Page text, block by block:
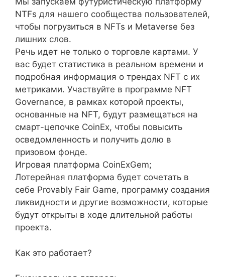
NTFs для нашего сообщества пользователей,
чтобы погрузиться в NFTs и Metaverse без
лишних слов.
Речь идет не только о торговле картами. У
вас будет статистика в реальном времени и
подробная информация о трендах NFT с их
метриками. Участвуйте в программе NFT
Governance, в рамках которой проекты,
основанные на NFT, будут размещаться на
смарт-цепочке CoinEx, чтобы повысить
осведомленность и получить долю в
призовом фонде.
Игровая платформа CoinExGem;
Лотерейная платформа будет сочетать в
себе Provably Fair Game, программу создания
ликвидности и другие возможности, которые
будут открыты в ходе длительной работы
проекта.
Как это работает?